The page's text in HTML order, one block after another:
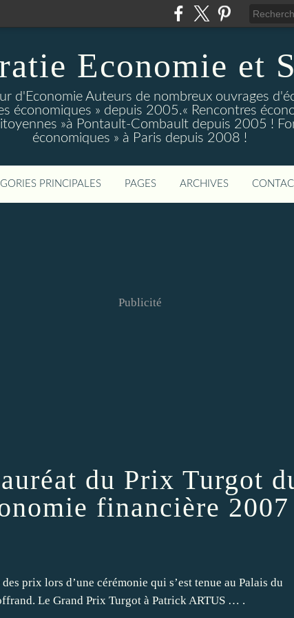
Economie et
d'Economie Auteurs de nombreux ouvrages
économiques » depuis 2005.« Rencontres
»à Pontault-Combault depuis 2005 !
économiques » à Paris depuis 2008 !
PRINCIPALES PAGES ARCHIVES
Publicité
du Prix Turgot
financière 2007
prix lors d’une cérémonie qui s’est tenue au Palais du
Le Grand Prix Turgot à Patrick ARTUS … .